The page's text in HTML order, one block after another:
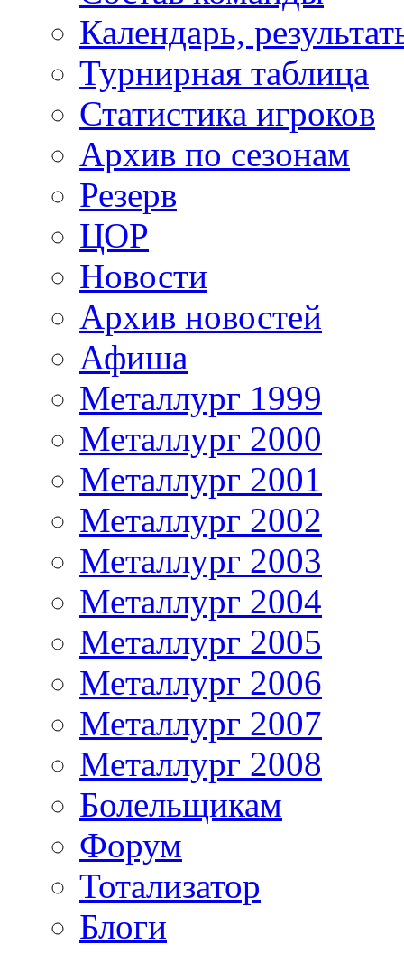
Календарь,
Турнирная таблица
Статистика игроков
Архив по сезонам
Резерв
ЦОР
Новости
Архив новостей
Афиша
Металлург 1999
Металлург 2000
Металлург 2001
Металлург 2002
Металлург 2003
Металлург 2004
Металлург 2005
Металлург 2006
Металлург 2007
Металлург 2008
Болельщикам
Форум
Тотализатор
Блоги